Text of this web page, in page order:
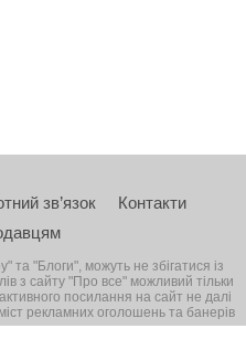
зв’язок
Контакти
та "Блоги", можуть не збігатися із
з сайту "Про все" можливий тільки
посилання на сайт не далі
рекламних оголошень та банерів